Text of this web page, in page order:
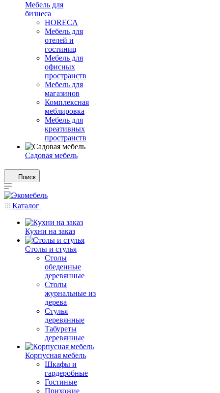
Мебель для
бизнеса
HORECA
Мебель для
отелей и
гостиниц
Мебель для
офисных
пространств
Мебель для
магазинов
Комплексная
меблировка
Мебель для
креативных
пространств
Садовая мебель
Поиск
Каталог
Кухни на заказ
Столы и стулья
Столы
обеденные
деревянные
Столы
журнальные из
дерева
Стулья
деревянные
Табуреты
деревянные
Корпусная мебель
Шкафы и
гардеробные
Гостиные
Прихожие